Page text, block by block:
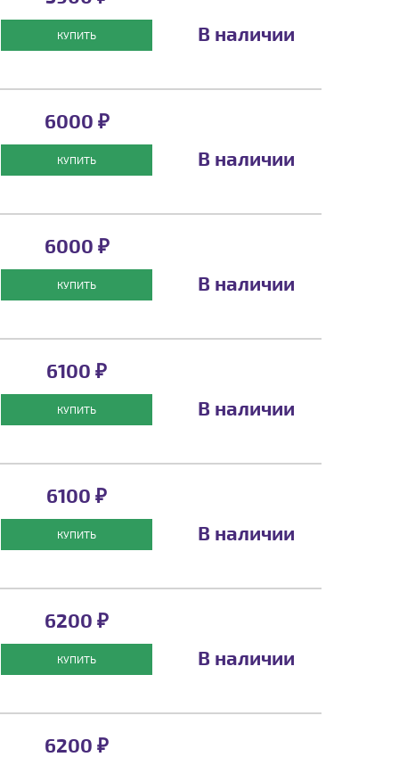
КУПИТЬ В наличии
6000 ₽
КУПИТЬ В наличии
6000 ₽
КУПИТЬ В наличии
6100 ₽
КУПИТЬ В наличии
6100 ₽
КУПИТЬ В наличии
6200 ₽
КУПИТЬ В наличии
6200 ₽